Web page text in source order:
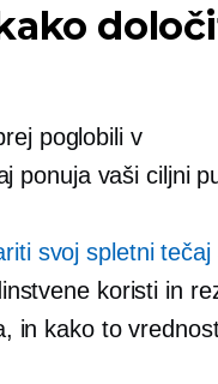
poglobili v
ponuja vaši ciljni
svoj spletni tečaj
koristi in
in kako to